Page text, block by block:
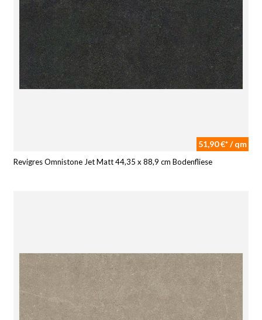
51,90 €* / qm
Revigres Omnistone Jet Matt 44,35 x 88,9 cm Bodenfliese